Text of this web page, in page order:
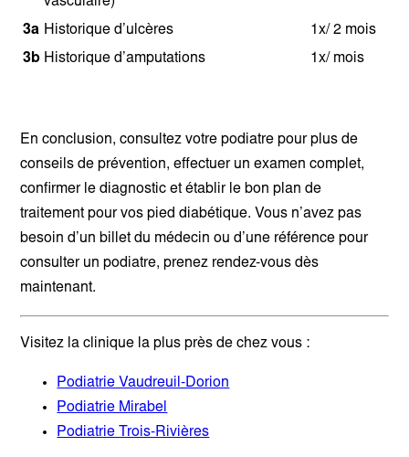
3a Historique d’ulcères
1x/ 2 mois
3b Historique d’amputations 1x/ mois
En conclusion, consultez votre podiatre pour plus de
conseils de prévention, effectuer un examen complet,
confirmer le diagnostic et établir le bon plan de
traitement pour vos pied diabétique. Vous n’avez pas
besoin d’un billet du médecin ou d’une référence pour
consulter un podiatre, prenez rendez-vous dès
maintenant.
Visitez la clinique la plus près de chez vous :
Podiatrie Vaudreuil-Dorion
Podiatrie Mirabel
Podiatrie Trois-Rivières